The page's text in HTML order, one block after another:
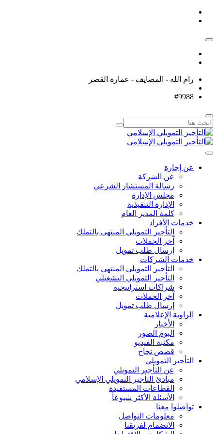
رام الله - المصايف - عمارة القصر
|
#9988
عن إجارة
عن الشركة
رسالة المستشار الشرعي
مجلس الإدارة
الإدارة التنفيذية
كلمة المدير العام
خدمات الأفراد
التأجير التمويلي المنتهي بالتملك
آخر الحملات
إرسال طلب تمويل
خدمات الشركات
التأجير التمويلي المنتهي بالتملك
التأجير التمويلي التشغيلي
شراكات استراتيجية
آخر الحملات
إرسال طلب تمويل
الزاوية الإعلامية
الأخبار
البوم الصور
مكتبة الفيديو
قصص نجاح
التأجير التمويلي
عن التأجير التمويلي
مبادئ التأجير التمويلي الإسلامي
القطاعات المستفيدة
الأسئلة الأكثر شيوعاً
تواصلوا معنا
معلومات التواصل
الانضمام لفريقنا